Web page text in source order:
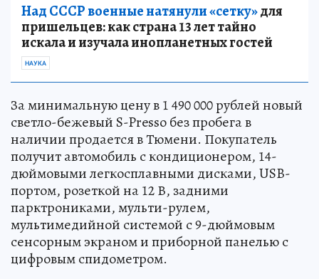
Над СССР военные натянули «сетку»для
пришельцев: как страна 13 лет тайно
искала и изучала инопланетных гостей
НАУКА
За минимальную цену в 1 490 000 рублей новый
светло-бежевый S-Presso без пробега в
наличии продается в Тюмени. Покупатель
получит автомобиль с кондиционером, 14-
дюймовыми легкосплавными дисками, USB-
портом, розеткой на 12 В, задними
парктрониками, мульти-рулем,
мультимедийной системой с 9-дюймовым
сенсорным экраном и приборной панелью с
цифровым спидометром.